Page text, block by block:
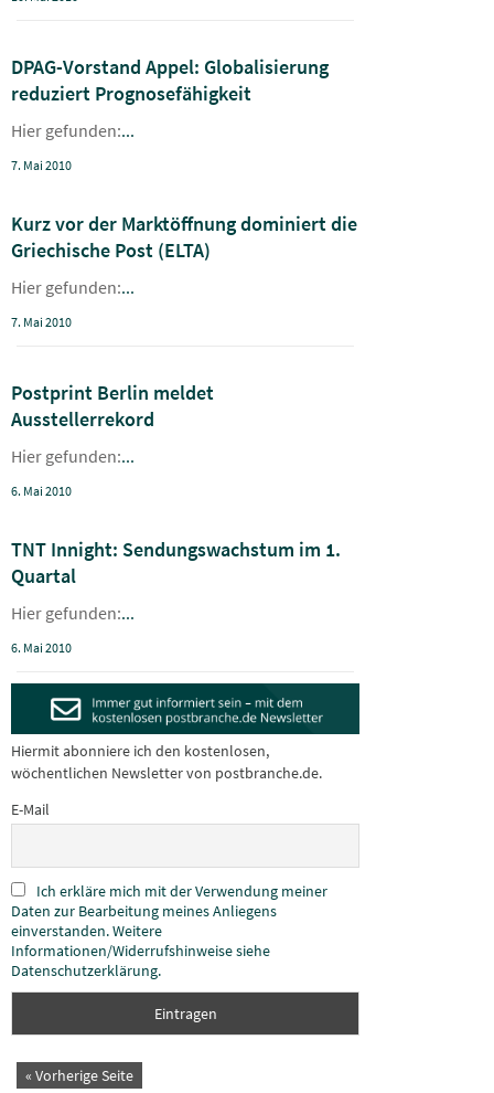
DPAG-Vorstand Appel: Globalisierung
reduziert Prognosefähigkeit
Hier gefunden:...
7. Mai 2010
Kurz vor der Marktöffnung dominiert die
Griechische Post (ELTA)
Hier gefunden:...
7. Mai 2010
Postprint Berlin meldet
Ausstellerrekord
Hier gefunden:...
6. Mai 2010
TNT Innight: Sendungswachstum im 1.
Quartal
Hier gefunden:...
6. Mai 2010
Hiermit abonniere ich den kostenlosen,
wöchentlichen Newsletter von postbranche.de.
E-Mail
Ich erkläre mich mit der Verwendung meiner
Daten zur Bearbeitung meines Anliegens
einverstanden. Weitere
Informationen/Widerrufshinweise siehe
Datenschutzerklärung.
« Vorherige Seite